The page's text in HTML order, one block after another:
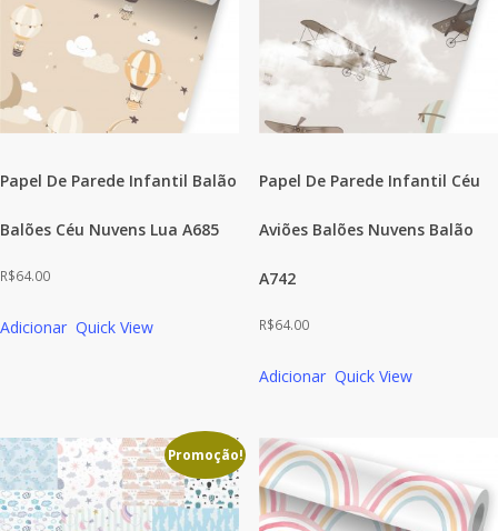
Papel De Parede Infantil Balão
Balões Céu Nuvens Lua A685
R$64.00
Adicionar Quick View
Papel De Parede Infantil Céu
Aviões Balões Nuvens Balão
A742
R$64.00
Adicionar Quick View
Promoção!